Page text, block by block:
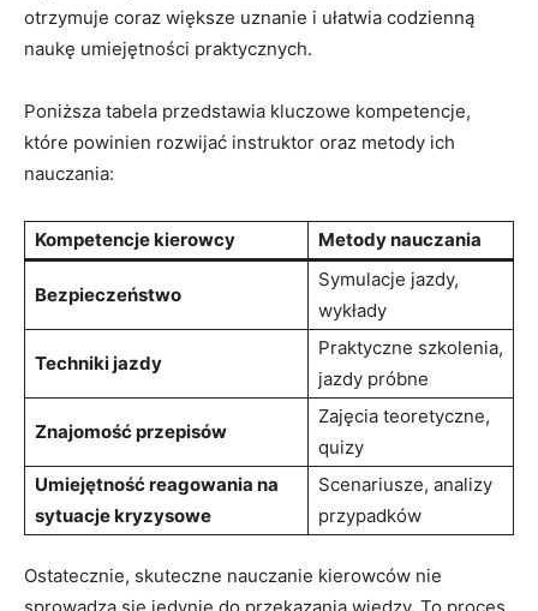
‍otrzymuje⁢ coraz większe uznanie i ułatwia codzienną
naukę umiejętności praktycznych.
Poniższa tabela ​przedstawia ‍kluczowe kompetencje,
które ⁣powinien rozwijać instruktor oraz ​metody ich
nauczania:
Kompetencje kierowcy Metody nauczania
Bezpieczeństwo
Symulacje jazdy,
wykłady
Techniki jazdy
Praktyczne szkolenia,
jazdy próbne
Znajomość przepisów
Zajęcia teoretyczne,‌
quizy
Umiejętność ‍reagowania na‌
sytuacje kryzysowe
Scenariusze, analizy ​
przypadków
Ostatecznie, skuteczne nauczanie kierowców⁤ nie ​